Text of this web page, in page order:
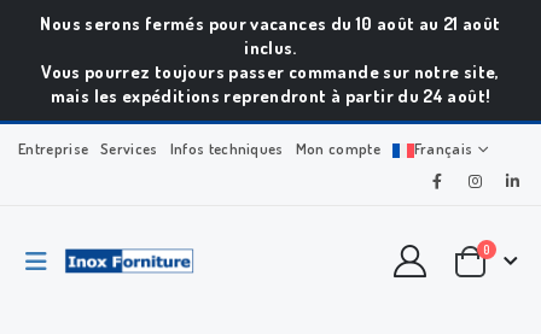
Nous serons fermés pour vacances du 10 août au 21 août
inclus.
Vous pourrez toujours passer commande sur notre site,
mais les expéditions reprendront à partir du 24 août!
Entreprise Services Infos techniques Mon compte Français
0